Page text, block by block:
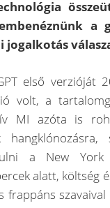
jogalkotás
első verzióját
volt, a
MI azóta is
a New York
alatt, költség
frappáns